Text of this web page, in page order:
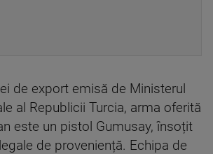
de export emisă de Ministerul
al Republicii Turcia, arma oferită
este un pistol Gumusay, însoțit
de proveniență. Echipa de